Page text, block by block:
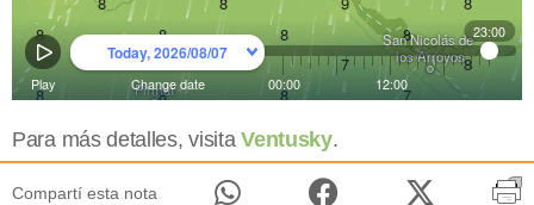
Para más detalles, visitaVentusky.
Compartí esta nota